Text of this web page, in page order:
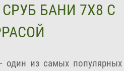
БАНИ 7Х8 С
один из самых популярных